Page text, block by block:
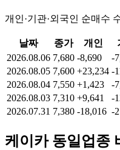
개인·기관·외국인 순매수
날짜 종가 개인
2026.08.06 7,680 -8,690 -
2026.08.05 7,600 +23,234 -
2026.08.04 7,550 +1,423 -
2026.08.03 7,310 +9,641 -
2026.07.31 7,380 -18,016 -
케이카동일업종